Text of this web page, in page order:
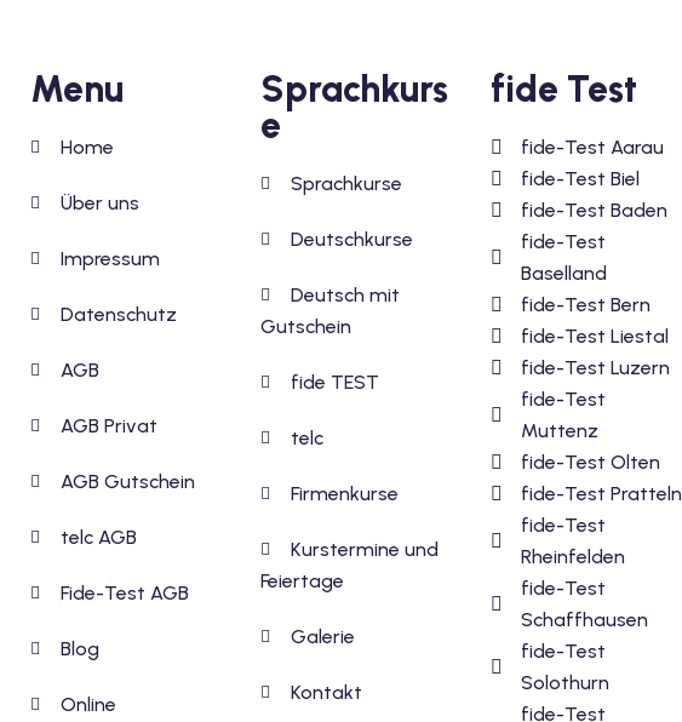
Menu
Home
Über uns
Impressum
Datenschutz
AGB
AGB Privat
AGB Gutschein
telc AGB
Fide-Test AGB
Blog
Online
Sprachkurs
e
Sprachkurse
Deutschkurse
Deutsch mit
Gutschein
fide TEST
telc
Firmenkurse
Kurstermine und
Feiertage
Galerie
Kontakt
fide Test
fide-Test Aarau
fide-Test Biel
fide-Test Baden
fide-Test
Baselland
fide-Test Bern
fide-Test Liestal
fide-Test Luzern
fide-Test
Muttenz
fide-Test Olten
fide-Test Pratteln
fide-Test
Rheinfelden
fide-Test
Schaffhausen
fide-Test
Solothurn
fide-Test